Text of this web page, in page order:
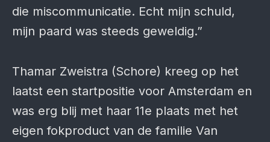
die miscommunicatie. Echt mijn schuld,
mijn paard was steeds geweldig.”
Thamar Zweistra (Schore) kreeg op het
laatst een startpositie voor Amsterdam en
was erg blij met haar 11e plaats met het
eigen fokproduct van de familie Van